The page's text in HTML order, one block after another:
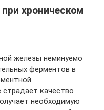
хроническом
железы неминуемо
ферментов в
страдает качество
необходимую